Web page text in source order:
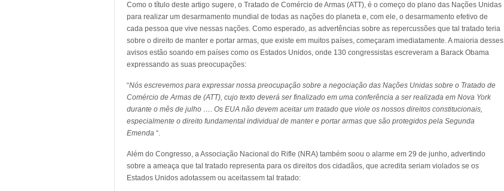
Como o título deste artigo sugere, o Tratado de Comércio de Armas (ATT), é o começo do plano das Nações Unidas
para realizar um desarmamento mundial de todas as nações do planeta e, com ele, o desarmamento efetivo de
cada pessoa que vive nessas nações. Como esperado, as advertências sobre as repercussões que tal tratado teria
sobre o direito de manter e portar armas, que existe em muitos países, começaram imediatamente. A maioria desses
avisos estão soando em países como os Estados Unidos, onde 130 congressistas escreveram a Barack Obama
expressando as suas preocupações:
“Nós escrevemos para expressar nossa preocupação sobre a negociação das Nações Unidas sobre o Tratado de
Comércio de Armas de (ATT), cujo texto deverá ser finalizado em uma conferência a ser realizada em Nova York
durante o mês de julho …. Os EUA não devem aceitar um tratado que viole os nossos direitos constitucionais,
especialmente o direito fundamental individual de manter e portar armas que são protegidos pela Segunda
Emenda “.
Além do Congresso, a Associação Nacional do Rifle (NRA) também soou o alarme em 29 de junho, advertindo
sobre a ameaça que tal tratado representa para os direitos dos cidadãos, que acredita seriam violados se os
Estados Unidos adotassem ou aceitassem tal tratado: